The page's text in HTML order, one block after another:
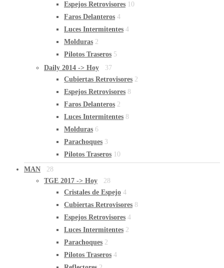
Espejos Retrovisores 10
Faros Delanteros 4
Luces Intermitentes 4
Molduras 2
Pilotos Traseros 5
Daily 2014 -> Hoy
37
Cubiertas Retrovisores 2
Espejos Retrovisores 8
Faros Delanteros 2
Luces Intermitentes 8
Molduras 6
Parachoques 3
Pilotos Traseros 10
MAN
28
TGE 2017 -> Hoy
28
Cristales de Espejo 4
Cubiertas Retrovisores 8
Espejos Retrovisores 4
Luces Intermitentes 2
Parachoques 2
Pilotos Traseros 4